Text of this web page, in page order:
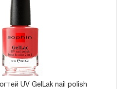
UV GelLak nail polish